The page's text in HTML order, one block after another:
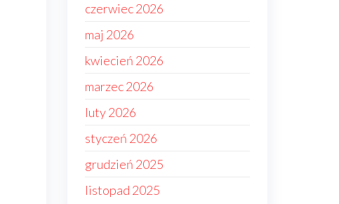
czerwiec 2026
maj 2026
kwiecień 2026
marzec 2026
luty 2026
styczeń 2026
grudzień 2025
listopad 2025